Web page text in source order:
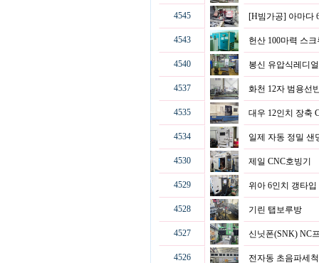
4545 [H빔가공] 아마다
4543 헌산 100마력 스
4540 봉신 유압식레디
4537 화천 12자 범용선
4535 대우 12인치 장축
4534 일제 자동 정밀
4530 제일 CNC호빙기
4529 위아 6인치 갱타
4528 기린 탭보루방
4527 신닛폰(SNK) NC
4526 전자동 초음파세